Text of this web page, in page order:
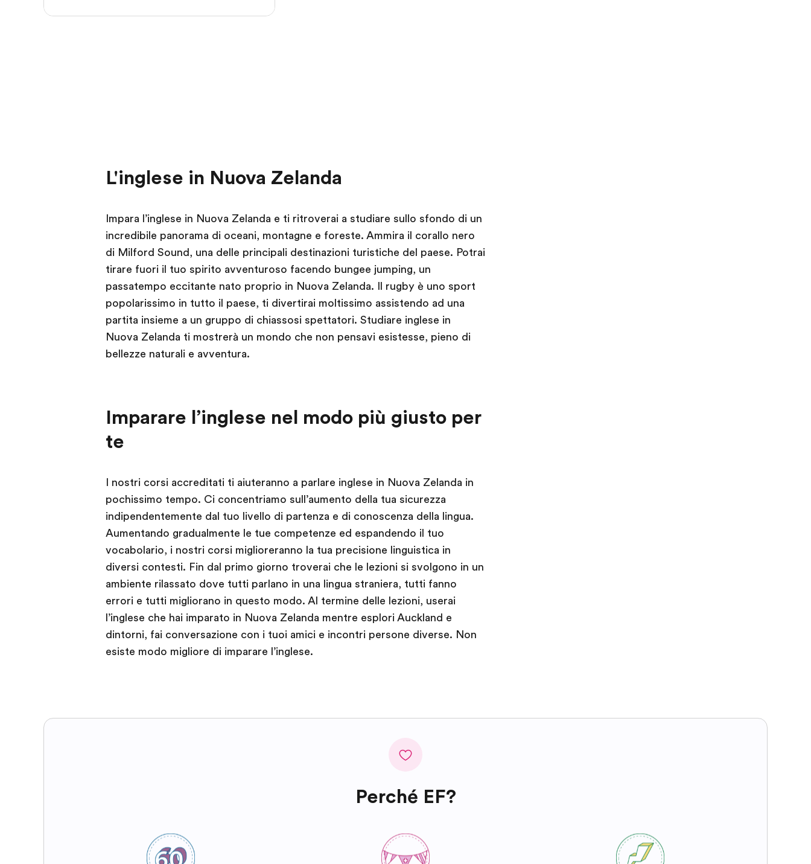
L'inglese in Nuova Zelanda
Impara l’inglese in Nuova Zelanda e ti ritroverai a studiare sullo sfondo di un
incredibile panorama di oceani, montagne e foreste. Ammira il corallo nero
di Milford Sound, una delle principali destinazioni turistiche del paese. Potrai
tirare fuori il tuo spirito avventuroso facendo bungee jumping, un
passatempo eccitante nato proprio in Nuova Zelanda. Il rugby è uno sport
popolarissimo in tutto il paese, ti divertirai moltissimo assistendo ad una
partita insieme a un gruppo di chiassosi spettatori. Studiare inglese in
Nuova Zelanda ti mostrerà un mondo che non pensavi esistesse, pieno di
bellezze naturali e avventura.
Imparare l’inglese nel modo più giusto per
te
I nostri corsi accreditati ti aiuteranno a parlare inglese in Nuova Zelanda in
pochissimo tempo. Ci concentriamo sull’aumento della tua sicurezza
indipendentemente dal tuo livello di partenza e di conoscenza della lingua.
Aumentando gradualmente le tue competenze ed espandendo il tuo
vocabolario, i nostri corsi miglioreranno la tua precisione linguistica in
diversi contesti. Fin dal primo giorno troverai che le lezioni si svolgono in un
ambiente rilassato dove tutti parlano in una lingua straniera, tutti fanno
errori e tutti migliorano in questo modo. Al termine delle lezioni, userai
l’inglese che hai imparato in Nuova Zelanda mentre esplori Auckland e
dintorni, fai conversazione con i tuoi amici e incontri persone diverse. Non
esiste modo migliore di imparare l’inglese.
Perché EF?